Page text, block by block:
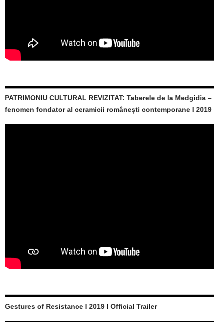
PATRIMONIU CULTURAL REVIZITAT: Taberele de la Medgidia –
fenomen fondator al ceramicii românești contemporane I 2019
Gestures of Resistance I 2019 I Official Trailer